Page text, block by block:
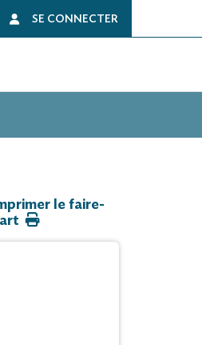
SE CONNECTER
le faire-